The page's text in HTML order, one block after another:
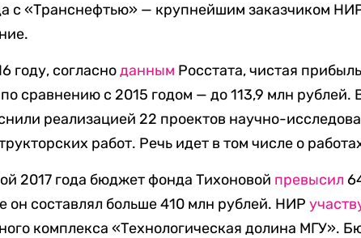
с «Транснефтью» — крупнейшим заказчиком НИР
году, согласноданным Росстата, чистая
сравнению с 2015 годом — до 113,9 млн рублей.
реализацией 22 проектов научно-
работ. Речь идет в том числе о
2017 года бюджет фонда Тихоновой превысил
он составлял больше 410 млн рублей. НИР
комплекса «Технологическая долина МГУ».